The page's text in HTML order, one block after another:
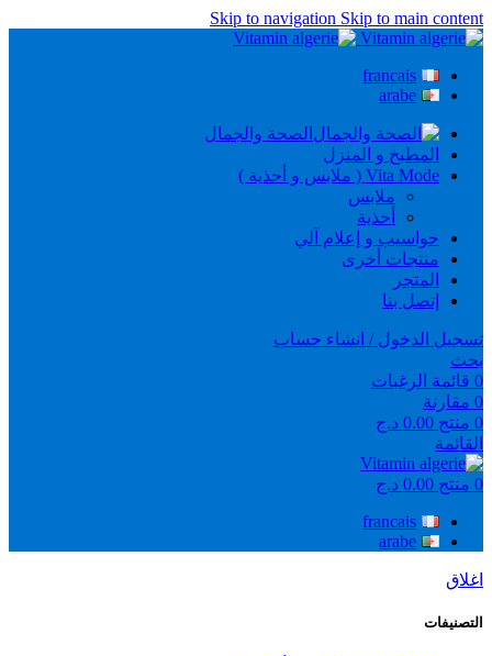
Skip to navigation Skip to main content
francais
arabe
الصحة والجمال
المطبخ و المنزل
Vita Mode ( ملابس و أحذية )
ملابس
أحذية
حواسيب و إعلام آلي
منتجات أخرى
المتجر
إتصل بنا
تسجيل الدخول / انشاء حساب
بحث
0 قائمة الرغبات
0 مقارنة
0 منتج 0.00 د.ج
القائمة
0 منتج 0.00 د.ج
francais
arabe
اغلاق
التصنيفات